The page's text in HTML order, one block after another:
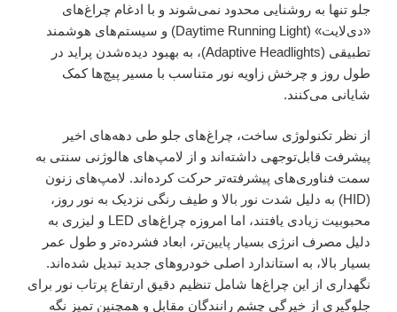
جلو تنها به روشنایی محدود نمی‌شوند و با ادغام چراغ‌های
«دی‌لایت» (Daytime Running Light) و سیستم‌های هوشمند
تطبیقی (Adaptive Headlights)، به بهبود دیده‌شدن پراید در
طول روز و چرخش زاویه نور متناسب با مسیر پیچ‌ها کمک
شایانی می‌کنند.
از نظر تکنولوژی ساخت، چراغ‌های جلو طی دهه‌های اخیر
پیشرفت قابل‌توجهی داشته‌اند و از لامپ‌های هالوژنی سنتی به
سمت فناوری‌های پیشرفته‌تر حرکت کرده‌اند. لامپ‌های زنون
(HID) به دلیل شدت نور بالا و طیف رنگی نزدیک به نور روز،
محبوبیت زیادی یافتند، اما امروزه چراغ‌های LED و لیزری به
دلیل مصرف انرژی بسیار پایین‌تر، ابعاد فشرده‌تر و طول عمر
بسیار بالا، به استاندارد اصلی خودروهای جدید تبدیل شده‌اند.
نگهداری از این چراغ‌ها شامل تنظیم دقیق ارتفاع پرتاب نور برای
جلوگیری از خیرگی چشم رانندگان مقابل و همچنین تمیز نگه